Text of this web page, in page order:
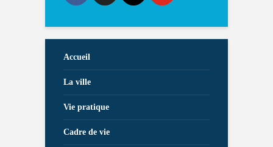
Accueil
La ville
Vie pratique
Cadre de vie